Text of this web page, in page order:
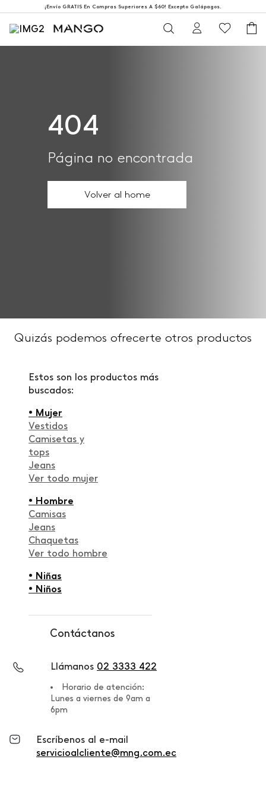
¡Envío GRATIS En Compras Superiores A $60! Excepto Galápagos.
404
Página no encontrada
Volver al home
Quizás podemos ofrecerte otros productos
Estos son los productos más
buscados:
• Mujer
Vestidos
Camisetas y
tops
Jeans
Ver todo mujer
• Hombre
Camisas
Jeans
Chaquetas
Ver todo hombre
• Niñas
• Niños
Contáctanos
Llámanos 02 3333 422
Horario de atención:
Lunes a viernes de 9am a
6pm
Escríbenos al e-mail
servicioalcliente@mng.com.ec